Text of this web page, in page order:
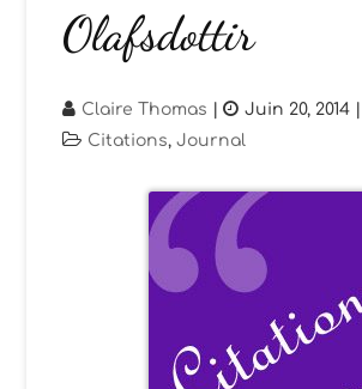
Olafsdottir
Claire Thomas | Juin 20, 2014
Citations,Journal